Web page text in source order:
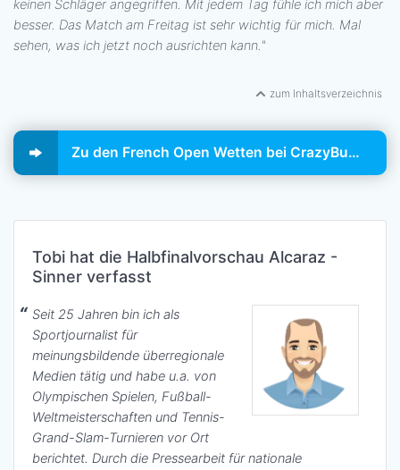
keinen Schläger angegriffen. Mit jedem Tag fühle ich mich aber
besser. Das Match am Freitag ist sehr wichtig für mich. Mal
sehen, was ich jetzt noch ausrichten kann."
zum Inhaltsverzeichnis
Zu den French Open Wetten bei CrazyBuzzer
Tobi hat die Halbfinalvorschau Alcaraz -
Sinner verfasst
Seit 25 Jahren bin ich als
Sportjournalist für
meinungsbildende überregionale
Medien tätig und habe u.a. von
Olympischen Spielen, Fußball-
Weltmeisterschaften und Tennis-
Grand-Slam-Turnieren vor Ort
berichtet. Durch die Pressearbeit für nationale